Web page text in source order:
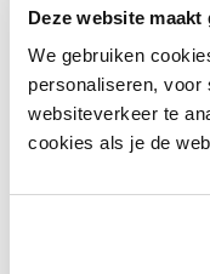
Deze website
We gebruiken
personaliseren, voor
websiteverkeer te
cookies als je de
Alternatieven
Vergelijk